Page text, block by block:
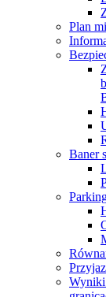
Plan
Baner